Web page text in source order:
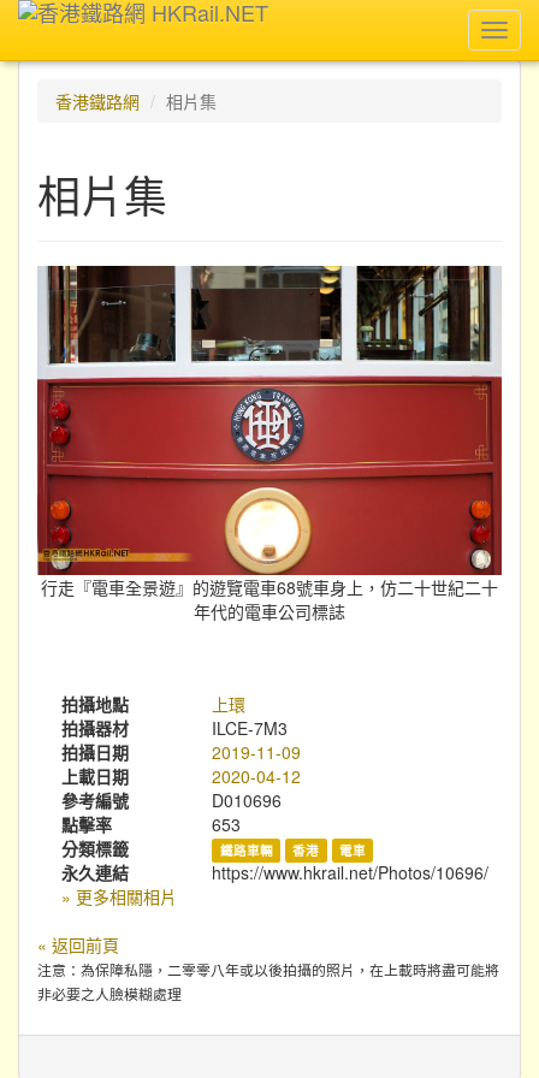
香港鐵路網
相片集
相片集
行走『電車全景遊』的遊覽電車68號車身上，仿二十世紀二十
年代的電車公司標誌
拍攝地點
上環
拍攝器材
ILCE-7M3
拍攝日期
2019-11-09
上載日期
2020-04-12
參考編號
D010696
點擊率
653
分類標籤
鐵路車輛 香港 電車
永久連結
https://www.hkrail.net/Photos/10696/
» 更多相關相片
« 返回前頁
注意：為保障私隱，二零零八年或以後拍攝的照片，在上載時將盡可能將
非必要之人臉模糊處理